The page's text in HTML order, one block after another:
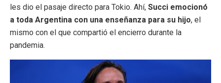
les dio el pasaje directo para Tokio. Ahí, Succi emocionó
a toda Argentina con una enseñanza para su hijo, el
mismo con el que compartió el encierro durante la
pandemia.